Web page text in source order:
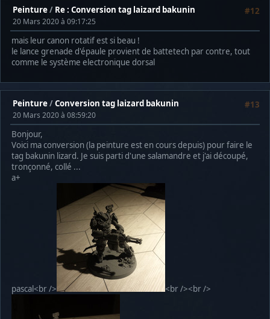
#12
Peinture/ Re : Conversion tag laizard bakunin
20 Mars 2020 à 09:17:25
mais leur canon rotatif est si beau !
le lance grenade d'épaule provient de battetech par contre, tout
comme le système electronique dorsal
#13
Peinture/Conversion tag laizard bakunin
20 Mars 2020 à 08:59:20
Bonjour,
Voici ma conversion (la peinture est en cours depuis) pour faire le
tag bakunin lizard. Je suis parti d'une salamandre et j'ai découpé,
tronçonné, collé ...
a+
pascal<br /> <br /><br />